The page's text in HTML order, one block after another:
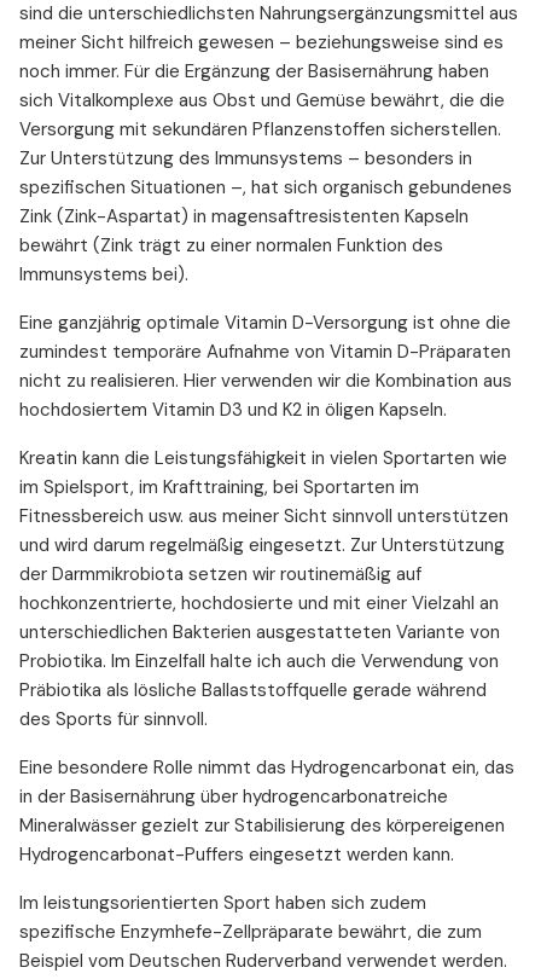
sind die unterschiedlichsten Nahrungsergänzungsmittel aus
meiner Sicht hilfreich gewesen – beziehungsweise sind es
noch immer. Für die Ergänzung der Basisernährung haben
sich Vitalkomplexe aus Obst und Gemüse bewährt, die die
Versorgung mit sekundären Pflanzenstoffen sicherstellen.
Zur Unterstützung des Immunsystems – besonders in
spezifischen Situationen –, hat sich organisch gebundenes
Zink (Zink-Aspartat) in magensaftresistenten Kapseln
bewährt (Zink trägt zu einer normalen Funktion des
Immunsystems bei).
Eine ganzjährig optimale Vitamin D-Versorgung ist ohne die
zumindest temporäre Aufnahme von Vitamin D-Präparaten
nicht zu realisieren. Hier verwenden wir die Kombination aus
hochdosiertem Vitamin D3 und K2 in öligen Kapseln.
Kreatin kann die Leistungsfähigkeit in vielen Sportarten wie
im Spielsport, im Krafttraining, bei Sportarten im
Fitnessbereich usw. aus meiner Sicht sinnvoll unterstützen
und wird darum regelmäßig eingesetzt. Zur Unterstützung
der Darmmikrobiota setzen wir routinemäßig auf
hochkonzentrierte, hochdosierte und mit einer Vielzahl an
unterschiedlichen Bakterien ausgestatteten Variante von
Probiotika. Im Einzelfall halte ich auch die Verwendung von
Präbiotika als lösliche Ballaststoffquelle gerade während
des Sports für sinnvoll.
Eine besondere Rolle nimmt das Hydrogencarbonat ein, das
in der Basisernährung über hydrogencarbonatreiche
Mineralwässer gezielt zur Stabilisierung des körpereigenen
Hydrogencarbonat-Puffers eingesetzt werden kann.
Im leistungsorientierten Sport haben sich zudem
spezifische Enzymhefe-Zellpräparate bewährt, die zum
Beispiel vom Deutschen Ruderverband verwendet werden.